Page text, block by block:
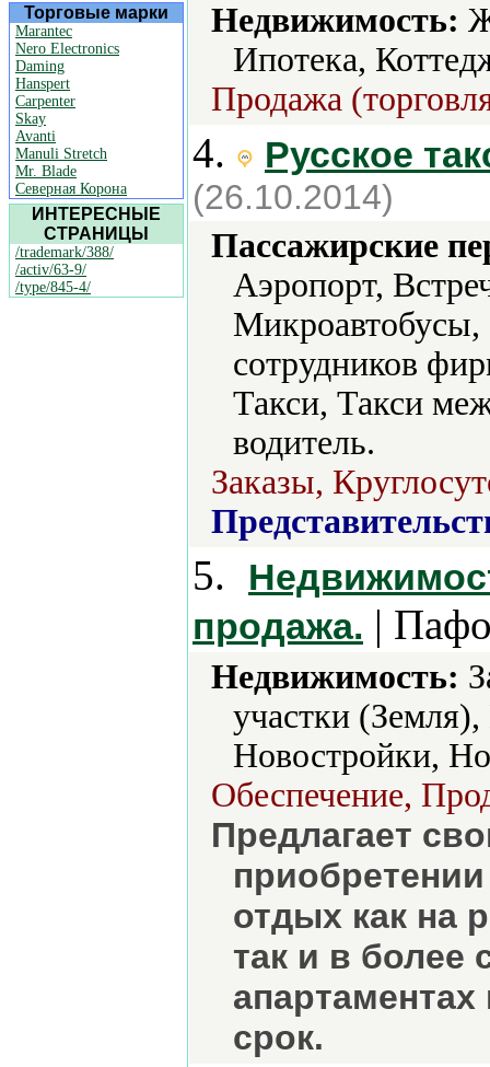
Торговые марки
Marantec
Nero Electronics
Daming
Hanspert
Carpenter
Skay
Avanti
Manuli Stretch
Mr. Blade
Северная Корона
ИНТЕРЕСНЫЕ
СТРАНИЦЫ
/trademark/388/
/activ/63-9/
/type/845-4/
Недвижимость:
Ипотека,
Продажа
4. Русское
(26.10.2014)
Пассажирские
Аэропорт,
Микроавтобусы,
сотрудников
Такси, Такси
водитель.
Заказы,
5.
продажа. |
Недвижимость:
участки
Новостройки,
Обеспечение,
Предлагает
отдых как на
так и в более
срок.